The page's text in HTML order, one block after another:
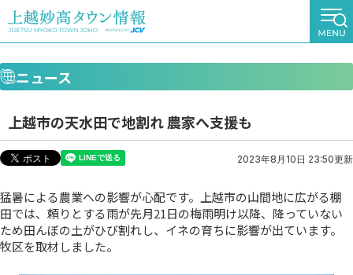
ニュース
上越市の天水田で地割れ 農家へ支援も
2023年8月10日 23:50更新
猛暑による農業への影響が心配です。上越市の山間地に広がる棚
田では、頼りとする雨が先月21日の梅雨明け以降、降っていない
ため田んぼの土がひび割れし、イネの育ちに影響が出ています。
牧区を取材しました。